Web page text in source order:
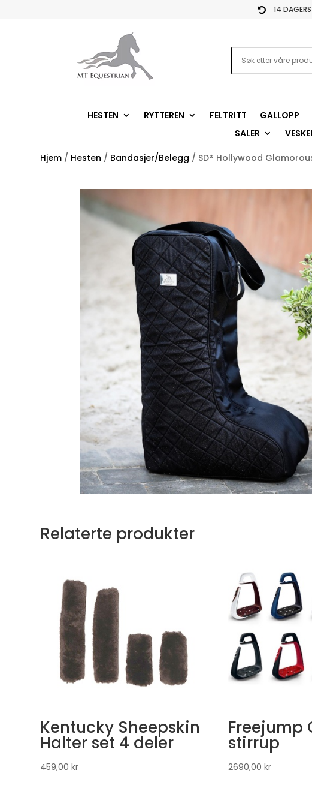
 14
HESTEN RYTTEREN FELTRITT GALLOPP
SALER
Hjem / Hesten / Bandasjer/Belegg / SD® Hollywood
Relaterte produkter
Kentucky Sheepskin
Halter set 4 deler
459,00kr
Freejump
stirrup
2690,00kr